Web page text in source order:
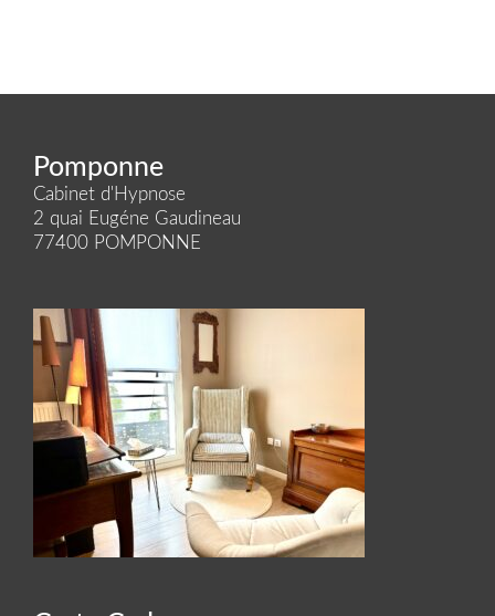
Pomponne
Cabinet d'Hypnose
2 quai Eugéne Gaudineau
77400 POMPONNE